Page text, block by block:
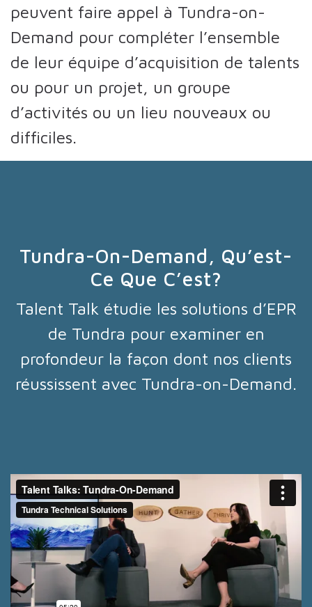
peuvent faire appel à Tundra-on-
Demand pour compléter l’ensemble
de leur équipe d’acquisition de talents
ou pour un projet, un groupe
d’activités ou un lieu nouveaux ou
difficiles.
Tundra-On-Demand, Qu’est-
Ce Que C’est?
Talent Talk étudie les solutions d’EPR
de Tundra pour examiner en
profondeur la façon dont nos clients
réussissent avec Tundra-on-Demand.